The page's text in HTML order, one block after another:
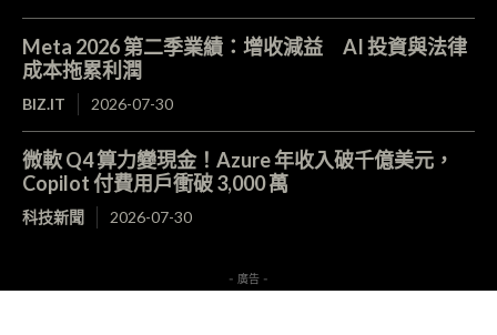
Meta 2026 第二季業績：增收減益 AI 投資與法律
成本拖累利潤
BIZ.IT 2026-07-30
微軟 Q4 算力變現金！Azure 年收入破千億美元，
Copilot 付費用戶衝破 3,000 萬
科技新聞 2026-07-30
- 廣告 -